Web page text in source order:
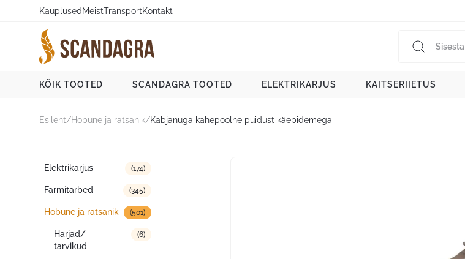
Kauplused MeistTransportKontakt
KÕIK TOOTED SCANDAGRA TOOTED ELEKTRIKARJUS KAITSERIIETUS
Esileht/Hobune ja ratsanik/Kabjanuga kahepoolne puidust käepidemega
Tootekategooriad
Elektrikarjus (174)
Farmitarbed (345)
Hobune ja ratsanik (501)
Harjad/
tarvikud
(6)